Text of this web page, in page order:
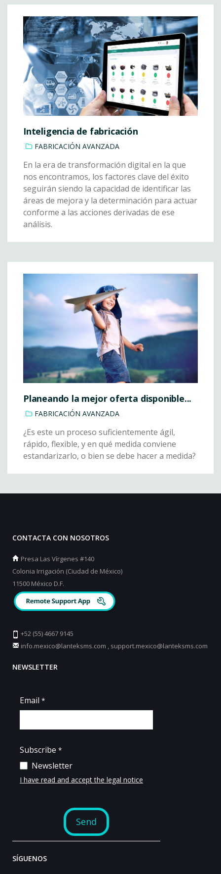
Inteligencia de fabricación
FABRICACIÓN AVANZADA
En la era de transformación digital en la que
nos encontramos, los factores clave del éxito
seguirán siendo la capacidad de identificar las
áreas de mejora y la determinación para actuar
conforme a las acciones derivadas de ese
análisis.
Planeando la mejor oferta disponible...
FABRICACIÓN AVANZADA
¿Es este un proceso suficientemente ágil,
rápido, flexible, y en qué medida conviene
estandarizarlo, o bien se debe hacer a medida?
CONTACTA CON NOSOTROS
Presa Las Vírgenes #140
Colonia Irrigación (Ciudad de México)
11500 México D.F.
+52 (55) 4667 9145
info.mexico@lanteksms.com , support.mexico@lanteksms.com
NEWSLETTER
SÍGUENOS